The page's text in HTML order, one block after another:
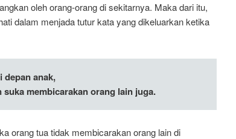
oleh orang-orang di sekitarnya. Maka dari itu,
dalam menjada tutur kata yang dikeluarkan ketika
depan anak,
suka membicarakan orang lain juga.
orang tua tidak membicarakan orang lain di